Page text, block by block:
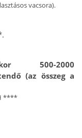
vacsora).
500-2000
(az összeg a